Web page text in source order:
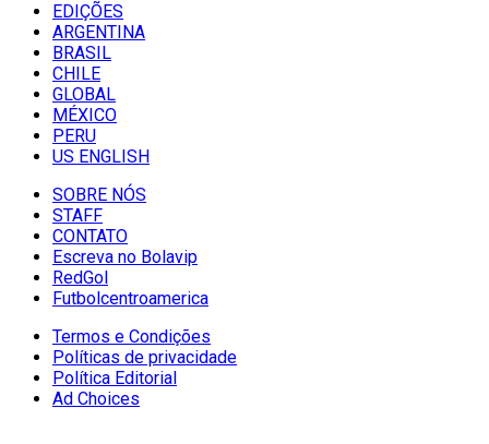
EDIÇÕES
ARGENTINA
BRASIL
CHILE
GLOBAL
MÉXICO
PERU
US ENGLISH
SOBRE NÓS
STAFF
CONTATO
Escreva no Bolavip
RedGol
Futbolcentroamerica
Termos e Condições
Políticas de privacidade
Política Editorial
Ad Choices